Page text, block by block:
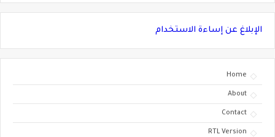
الإبلاغ عن إساءة الاستخدام
Home
About
Contact
RTL Version